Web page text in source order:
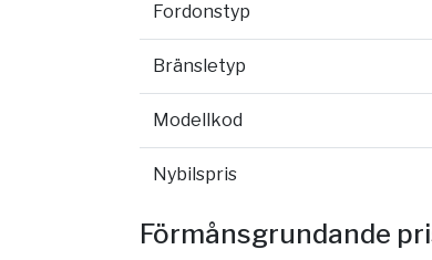
Fordonstyp
Bränsletyp
Modellkod
Nybilspris
Förmånsgrundande